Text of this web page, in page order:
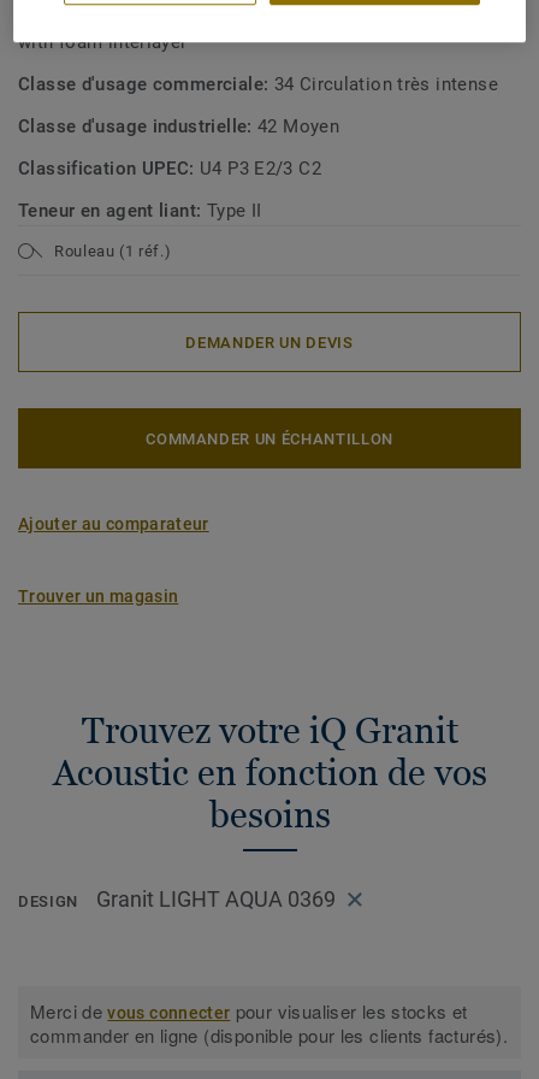
Type de revêtement de sol:Homogeneous vinyl flooring
with foam interlayer
Classe d'usage commerciale: 34 Circulation très intense
Classe d'usage industrielle:42 Moyen
Classification UPEC: U4 P3 E2/3 C2
Teneur en agent liant: Type II
Rouleau (1 réf.)
DEMANDER UN DEVIS
COMMANDER UN ÉCHANTILLON
Ajouter au comparateur
Trouver un magasin
Trouvez votre iQ Granit
Acoustic en fonction de vos
besoins
DESIGN Granit LIGHT AQUA 0369
Merci devous connecter pour visualiser les stocks et
commander en ligne (disponible pour les clients facturés).